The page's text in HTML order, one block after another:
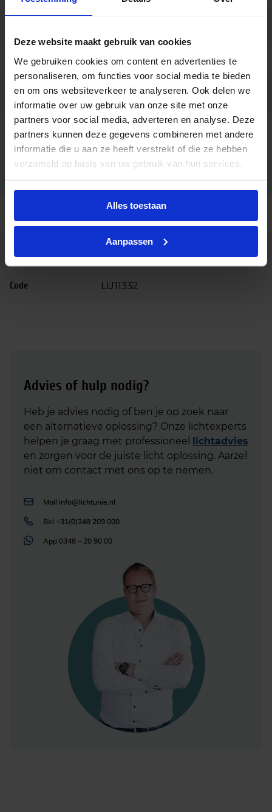
Deze website maakt gebruik van cookies
We gebruiken cookies om content en advertenties te
personaliseren, om functies voor social media te bieden
en om ons websiteverkeer te analyseren. Ook delen we
informatie over uw gebruik van onze site met onze
partners voor social media, adverteren en analyse. Deze
partners kunnen deze gegevens combineren met andere
informatie die u aan ze heeft verstrekt of die ze hebben
verzameld op basis van uw gebruik van hun services.
Alles toestaan
Aanpassen
Breedte (mm) 190
Hoogte (mm) 136
Bedrijfstemperatu
ur
-20 tot +45
3 jaar
Code LU11332
Advies of hulp nodig?
Heb je advies nodig of ben je op zoek naar
een alternatieve oplossing? Onze lichtexperts
helpen je graag met professioneel lichtadvies
en zorgen voor de juiste licht oplossing. Aarzel
niet om contact met ons op te nemen.
Mail info@lichtunie.nl
Bel +31(0)348 209 000
App 0348 – 20 90 00